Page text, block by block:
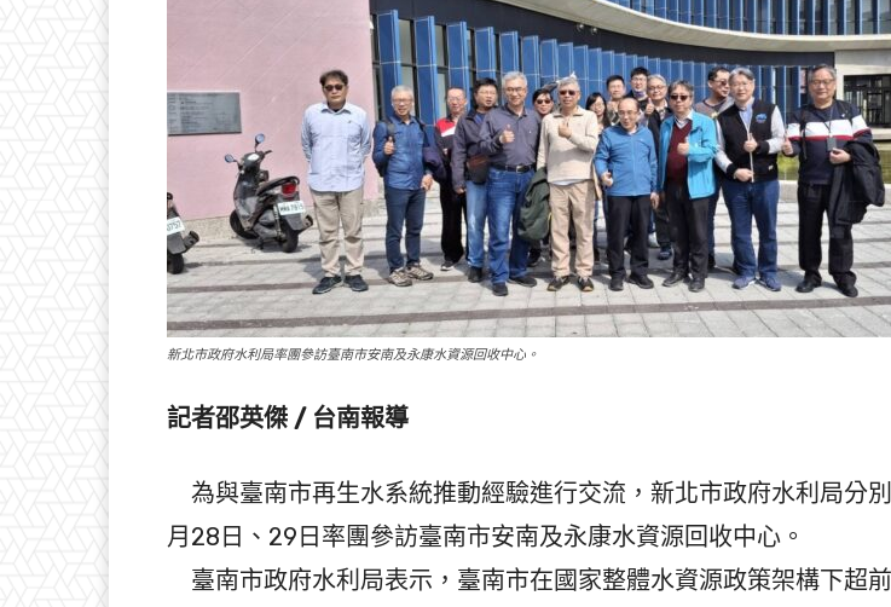
新北市政府水利局率團參訪臺南市安南及永康水資源回收中心。
記者邵英傑 / 台南報導
為與臺南市再生水系統推動經驗進行交流，新北市政府水利局分
月28日、29日率團參訪臺南市安南及永康水資源回收中心。
臺南市政府水利局表示，臺南市在國家整體水資源政策架構下超